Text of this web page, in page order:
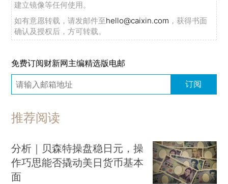
建立镜像等任何使用。
如有意愿转载，请发邮件至hello@caixin.com ，获得书面
确认及授权后，方可转载。
免费订阅财新网主编精选版电邮
订阅
推荐阅读
分析｜贝森特操盘稳日元，操
作巧思能否撬动美日货币基本
面